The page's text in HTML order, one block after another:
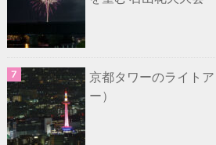
京都タワーのライト
ー）